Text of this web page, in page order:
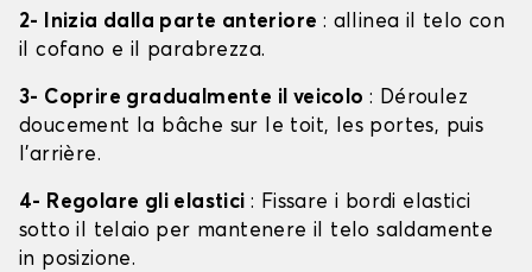
2- Inizia dalla parte anteriore : allinea il telo con
il cofano e il parabrezza.
3- Coprire gradualmente il veicolo : Déroulez
doucement la bâche sur le toit, les portes, puis
l'arrière.
4- Regolare gli elastici : Fissare i bordi elastici
sotto il telaio per mantenere il telo saldamente
in posizione.